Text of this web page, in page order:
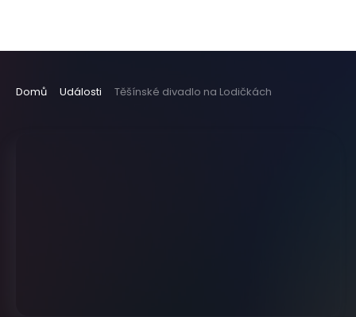
Domů Události Těšínské divadlo na Lodičkách